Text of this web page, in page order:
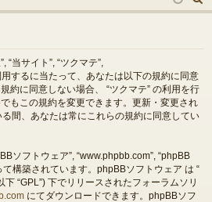
ン ー
索
“当サイト”, “ツクマテ”,
するに当たって、あなたは以下の規約に同意
約に同意しない場合、 “ツクマテ” の利用を行
もこの規約を変更できます。更新・変更され
る間、あなたは常にこれらの規約に同意してい
ソフトウェア”, “www.phpbb.com”, “phpBB
て構築されています。phpBBソフトウェア は “
下 “GPL”) 下でリリースされたフォーラムソリ
にてダウンロードできます。phpBBソフ